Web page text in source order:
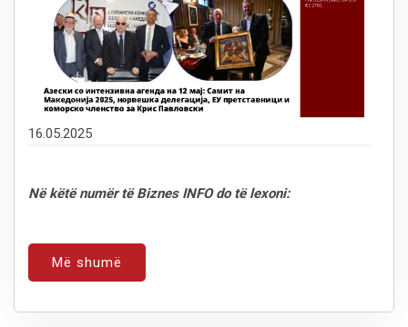
16.05.2025
Në këtë numër të Biznes INFO do të lexoni:
Më shumë